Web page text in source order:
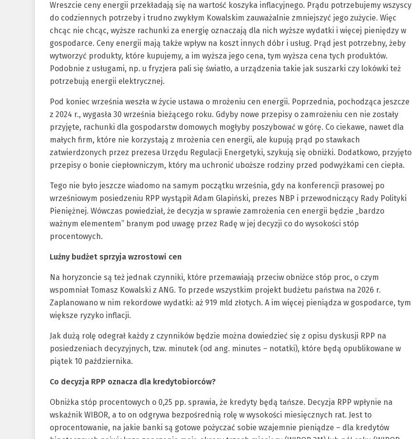
Wreszcie ceny energii przekładają się na wartość koszyka inflacyjnego. Prądu potrzebujemy wszyscy
do codziennych potrzeby i trudno zwykłym Kowalskim zauważalnie zmniejszyć jego zużycie. Więc
chcąc nie chcąc, wyższe rachunki za energię oznaczają dla nich wyższe wydatki i więcej pieniędzy w
gospodarce. Ceny energii mają także wpływ na koszt innych dóbr i usług. Prąd jest potrzebny, żeby
wytworzyć produkty, które kupujemy, a im wyższa jego cena, tym wyższa cena tych produktów.
Podobnie z usługami, np. u fryzjera pali się światło, a urządzenia takie jak suszarki czy lokówki też
potrzebują energii elektrycznej.
Pod koniec września weszła w życie ustawa o mrożeniu cen energii. Poprzednia, pochodząca jeszcze
z 2024 r., wygasła 30 września bieżącego roku. Gdyby nowe przepisy o zamrożeniu cen nie zostały
przyjęte, rachunki dla gospodarstw domowych mogłyby poszybować w górę. Co ciekawe, nawet dla
małych firm, które nie korzystają z mrożenia cen energii, ale kupują prąd po stawkach
zatwierdzonych przez prezesa Urzędu Regulacji Energetyki, szykują się obniżki. Dodatkowo, przyjęto
przepisy o bonie ciepłowniczym, który ma uchronić uboższe rodziny przed podwyżkami cen ciepła.
Tego nie było jeszcze wiadomo na samym początku września, gdy na konferencji prasowej po
wrześniowym posiedzeniu RPP wystąpił Adam Glapiński, prezes NBP i przewodniczący Rady Polityki
Pieniężnej. Wówczas powiedział, że decyzja w sprawie zamrożenia cen energii będzie „bardzo
ważnym elementem” branym pod uwagę przez Radę w jej decyzji co do wysokości stóp
procentowych.
Luźny budżet sprzyja wzrostowi cen
Na horyzoncie są też jednak czynniki, które przemawiają przeciw obniżce stóp proc, o czym
wspomniał Tomasz Kowalski z ANG. To przede wszystkim projekt budżetu państwa na 2026 r.
Zaplanowano w nim rekordowe wydatki: aż 919 mld złotych. A im więcej pieniądza w gospodarce, tym
większe ryzyko inflacji.
Jak dużą rolę odegrał każdy z czynników będzie można dowiedzieć się z opisu dyskusji RPP na
posiedzeniach decyzyjnych, tzw. minutek (od ang. minutes – notatki), które będą opublikowane w
piątek 10 października.
Co decyzja RPP oznacza dla kredytobiorców?
Obniżka stóp procentowych o 0,25 pp. sprawia, że kredyty będą tańsze. Decyzja RPP wpłynie na
wskaźnik WIBOR, a to on odgrywa bezpośrednią rolę w wysokości miesięcznych rat. Jest to
oprocentowanie, na jakie banki są gotowe pożyczać sobie wzajemnie pieniądze – dla kredytów